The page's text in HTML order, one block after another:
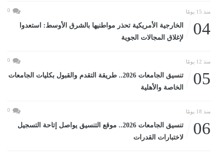
منذ 15 يومًا 0
04
الخارجية الأمريكية تحذر مواطنيها بالشرق الأوسط: استعدوا
لإغلاق المجالات الجوية
منذ 12 يومًا 0
05
تنسيق الجامعات 2026.. طريقة التقدم والقبول بكليات الجامعات
الخاصة والأهلية
منذ 18 يومًا 0
06
تنسيق الجامعات 2026.. موقع التنسيق يواصل إتاحة التسجيل
لاختبارات القدرات